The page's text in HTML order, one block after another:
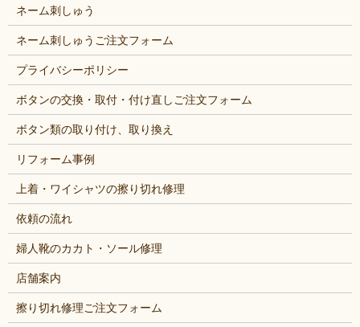
ネーム刺しゅう
ネーム刺しゅうご注文フォーム
プライバシーポリシー
ボタンの交換・取付・付け直しご注文フォーム
ボタン類の取り付け、取り換え
リフォーム事例
上着・ワイシャツの擦り切れ修理
依頼の流れ
婦人靴のカカト・ソール修理
店舗案内
擦り切れ修理ご注文フォーム